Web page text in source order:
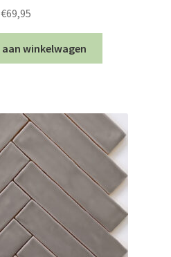
€69,95
winkelwagen